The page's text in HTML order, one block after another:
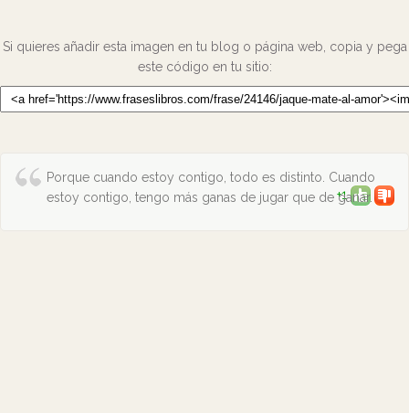
Si quieres añadir esta imagen en tu blog o página web, copia y pega
este código en tu sitio:
Porque cuando estoy contigo, todo es distinto. Cuando
estoy contigo, tengo más ganas de jugar que de ganar.
+1